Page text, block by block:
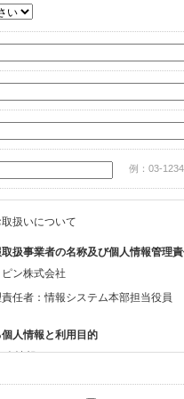
例：03-
扱いについて
扱事業者の名称及び個人情報管理
ン株式会社
任者：情報システム本部担当役員
人情報と利用目的
人情報